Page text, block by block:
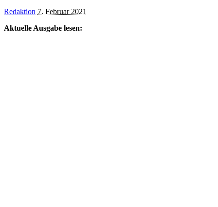
Posted
Redaktion 7. Februar 2021
Aktuelle Ausgabe lesen: